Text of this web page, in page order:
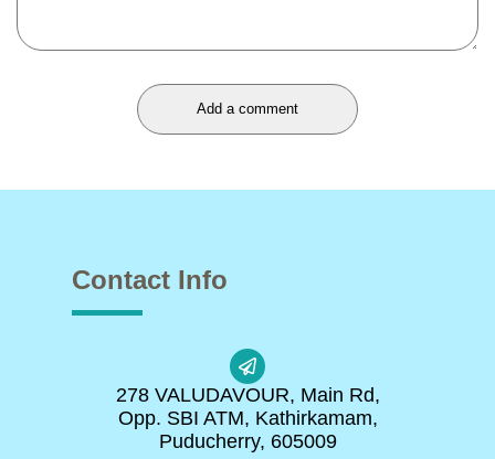
Add a comment
Contact Info
278 VALUDAVOUR, Main Rd,
Opp. SBI ATM, Kathirkamam,
Puducherry, 605009